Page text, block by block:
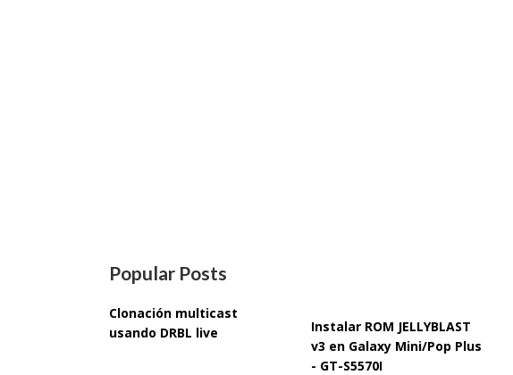
Popular Posts
Clonación multicast
usando DRBL live
Instalar ROM JELLYBLAST
v3 en Galaxy Mini/Pop Plus
- GT-S5570I